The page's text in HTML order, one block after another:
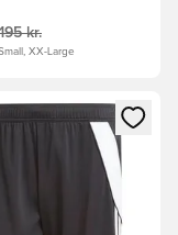
195 kr.
XX-Large
dig som
en Modal til at logge